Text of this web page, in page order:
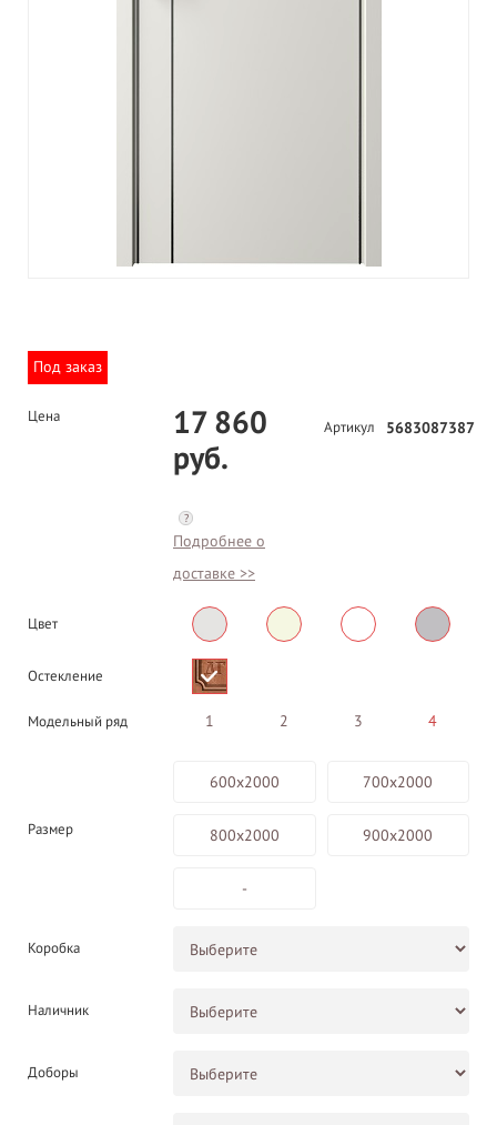
Под заказ
Цена
17 860
руб.
?
Подробнее о
доставке >>
Артикул 5683087387
Цвет
Остекление
Модельный ряд 1 2 3 4
Размер
600х2000 700х2000
800х2000 900х2000
-
Коробка
Наличник
Доборы